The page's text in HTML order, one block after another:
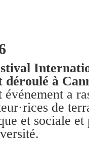
déroulé à
événement a
de
et sociale
.